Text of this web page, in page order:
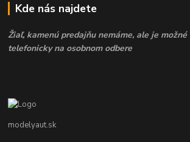
Kde nás najdete
Žiaľ, kamenú predajňu nemáme, ale je
telefonicky na osobnom odbere
modelyaut.sk